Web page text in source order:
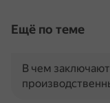
Ещё по теме
В чем